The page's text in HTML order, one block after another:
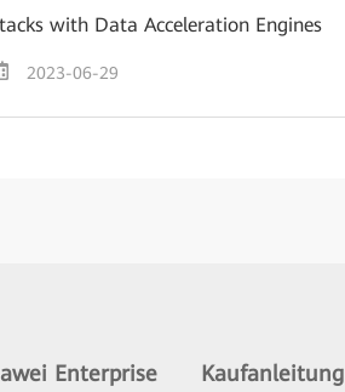
with Data Acceleration Engines
2023-06-29
Enterprise Kaufanleitung